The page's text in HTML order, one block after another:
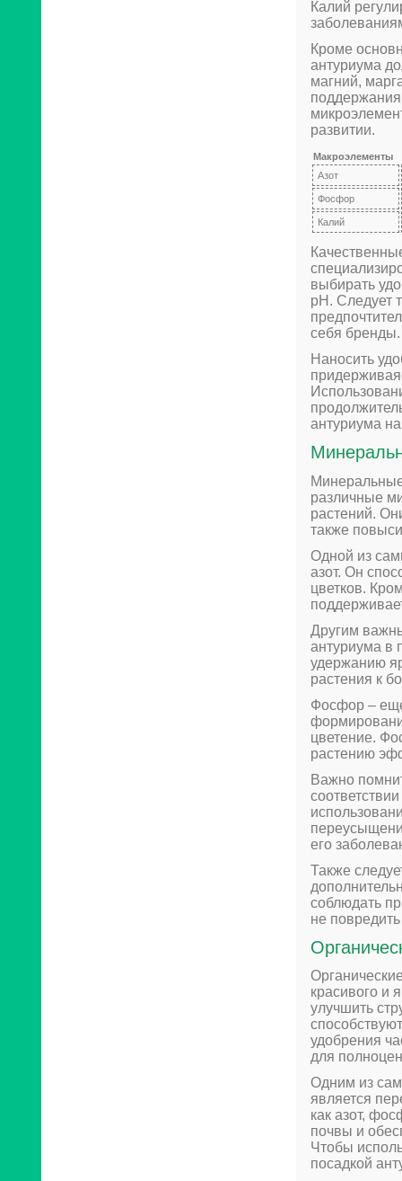
Калий
Кроме
антуриума
магний,
развитии.
Макроэлементы
Азот
Фосфор
Калий
выбирать
pH. Следует
себя бренды.
Наносить
антуриума
различные
растений.
также
Одной из
азот. Он
цветков.
Другим
антуриума в
удержанию
растения к
Фосфор –
цветение.
растению
Важно
его
Также
соблюдать
не
красивого и
улучшить
удобрения
для
Одним из
является
как азот,
почвы и
Чтобы
посадкой